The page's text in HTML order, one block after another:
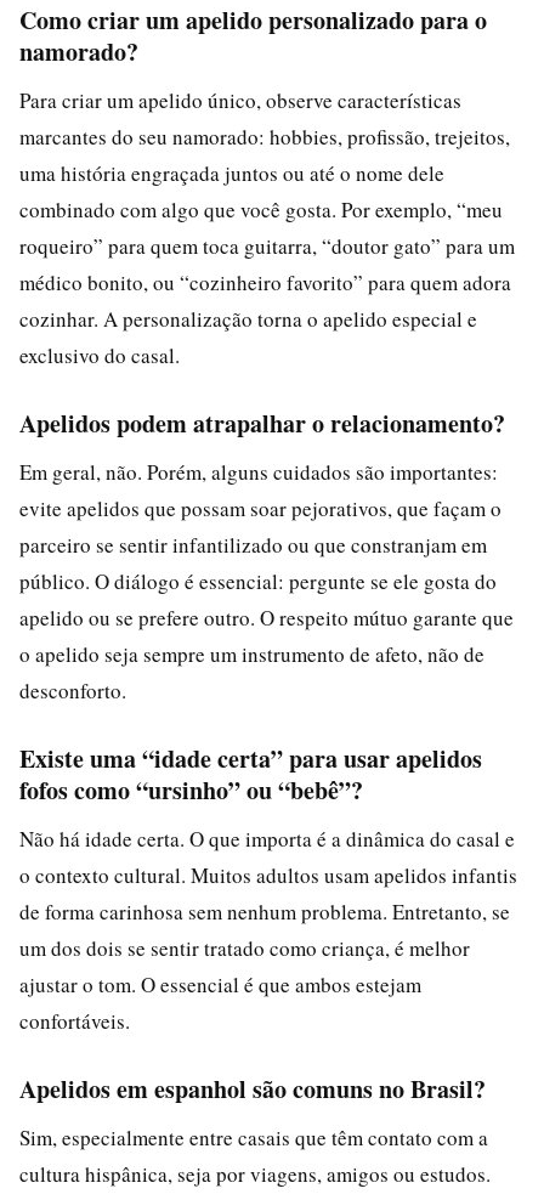
Como criar um apelido personalizado para o
namorado?
Para criar um apelido único, observe características
marcantes do seu namorado: hobbies, profissão, trejeitos,
uma história engraçada juntos ou até o nome dele
combinado com algo que você gosta. Por exemplo, “meu
roqueiro” para quem toca guitarra, “doutor gato” para um
médico bonito, ou “cozinheiro favorito” para quem adora
cozinhar. A personalização torna o apelido especial e
exclusivo do casal.
Apelidos podem atrapalhar o relacionamento?
Em geral, não. Porém, alguns cuidados são importantes:
evite apelidos que possam soar pejorativos, que façam o
parceiro se sentir infantilizado ou que constranjam em
público. O diálogo é essencial: pergunte se ele gosta do
apelido ou se prefere outro. O respeito mútuo garante que
o apelido seja sempre um instrumento de afeto, não de
desconforto.
Existe uma “idade certa” para usar apelidos
fofos como “ursinho” ou “bebê”?
Não há idade certa. O que importa é a dinâmica do casal e
o contexto cultural. Muitos adultos usam apelidos infantis
de forma carinhosa sem nenhum problema. Entretanto, se
um dos dois se sentir tratado como criança, é melhor
ajustar o tom. O essencial é que ambos estejam
confortáveis.
Apelidos em espanhol são comuns no Brasil?
Sim, especialmente entre casais que têm contato com a
cultura hispânica, seja por viagens, amigos ou estudos.